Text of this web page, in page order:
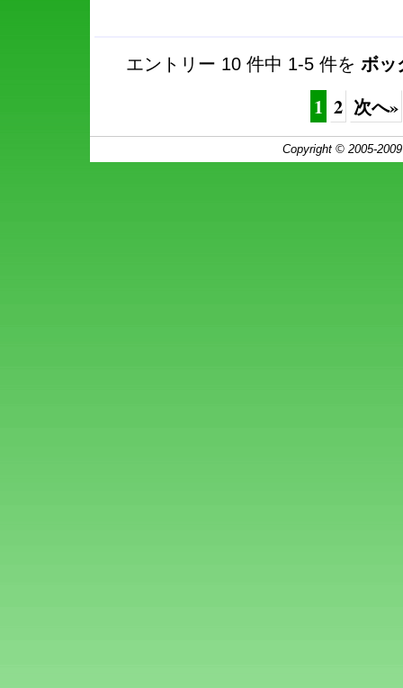
エントリー 10 件中 1-5 件を ボッ
1 2 次へ»
Copyright © 2005-